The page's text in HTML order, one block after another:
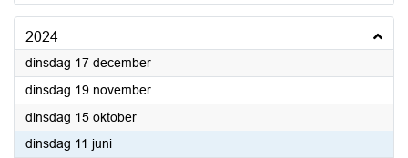
2024
dinsdag 17 december2024
dinsdag 19 november2024
dinsdag 15 oktober2024
dinsdag 11 juni2024